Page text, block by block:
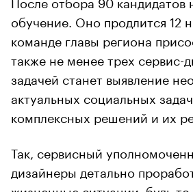
обучение. Оно продлится 12
команде главы региона
также не менее трех сервис-
задачей станет выявление
актуальных социальных
комплексных решений и их
Так, сервисный
дизайнеры детально